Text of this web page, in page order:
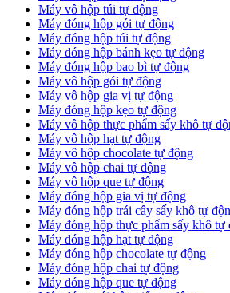
Máy vô hộp túi tự động
Máy đóng hộp gói tự động
Máy đóng hộp túi tự động
Máy đóng hộp bánh kẹo tự động
Máy đóng hộp bao bì tự động
Máy vô hộp gói tự động
Máy vô hộp gia vị tự động
Máy đóng hộp kẹo tự động
Máy vô hộp thực phẩm sấy khô tự
Máy vô hộp hạt tự động
Máy vô hộp chocolate tự động
Máy vô hộp chai tự động
Máy vô hộp que tự động
Máy đóng hộp gia vị tự động
Máy đóng hộp trái cây sấy khô tự
Máy đóng hộp thực phẩm sấy khô tự
Máy đóng hộp hạt tự động
Máy đóng hộp chocolate tự động
Máy đóng hộp chai tự động
Máy đóng hộp que tự động